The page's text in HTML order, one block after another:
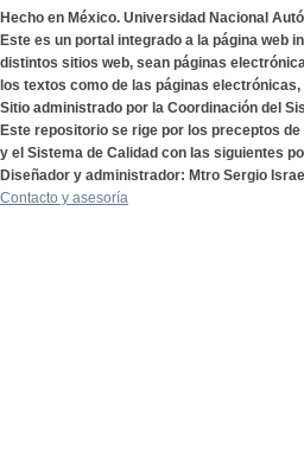
Hecho en México. Universidad Nacional
Este es un portal integrado a la página web
distintos sitios web, sean páginas
los textos como de las páginas
Sitio administrado por la Coordinación del
Este repositorio se rige por los preceptos
y el Sistema de Calidad con las siguientes
Diseñador y administrador: Mtro Sergio
Contacto y asesoría